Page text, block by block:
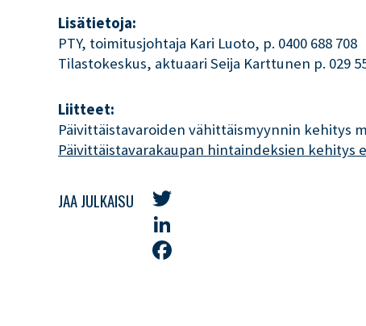
Lisätietoja:
PTY, toimitusjohtaja Kari Luoto, p. 0400 688 708
Tilastokeskus, aktuaari Seija Karttunen p. 029
Liitteet:
Päivittäistavaroiden vähittäismyynnin kehitys
Päivittäistavarakaupan hintaindeksien kehitys
JAA JULKAISU
Twitter
LinkedIn